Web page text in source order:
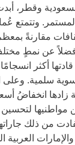
وقطر،
وتتمتع
مقارنةً
عن نمطٍ
أكثر
سلمية. وعلى
انخفاضُ
مواطنيها
من ذلك
العربية